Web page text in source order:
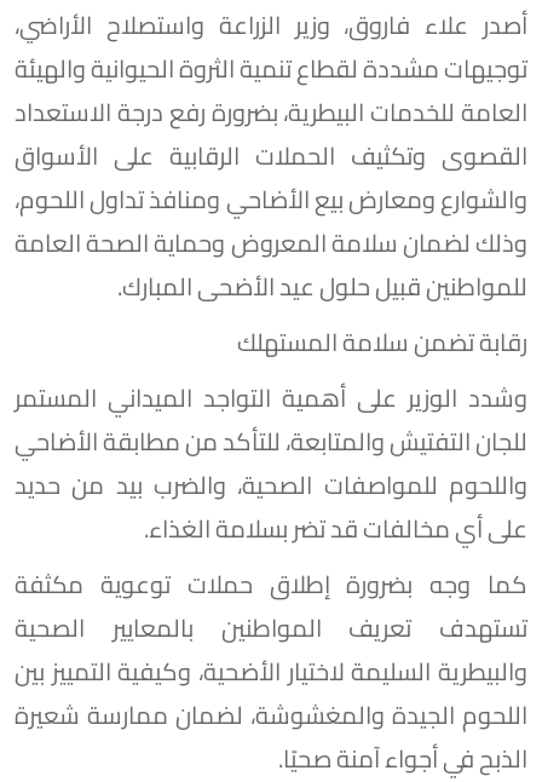
أصدر علاء فاروق، وزير الزراعة واستصلاح الأراضي،
توجيهات مشددة لقطاع تنمية الثروة الحيوانية والهيئة
العامة للخدمات البيطرية، بضرورة رفع درجة الاستعداد
القصوى وتكثيف الحملات الرقابية على الأسواق
والشوارع ومعارض بيع الأضاحي ومنافذ تداول اللحوم،
وذلك لضمان سلامة المعروض وحماية الصحة العامة
للمواطنين قبيل حلول عيد الأضحى المبارك.
رقابة تضمن سلامة المستهلك
وشدد الوزير على أهمية التواجد الميداني المستمر
للجان التفتيش والمتابعة، للتأكد من مطابقة الأضاحي
واللحوم للمواصفات الصحية، والضرب بيد من حديد
على أي مخالفات قد تضر بسلامة الغذاء.
كما وجه بضرورة إطلاق حملات توعوية مكثفة
تستهدف تعريف المواطنين بالمعايير الصحية
والبيطرية السليمة لاختيار الأضحية، وكيفية التمييز بين
اللحوم الجيدة والمغشوشة، لضمان ممارسة شعيرة
الذبح في أجواء آمنة صحيًا.